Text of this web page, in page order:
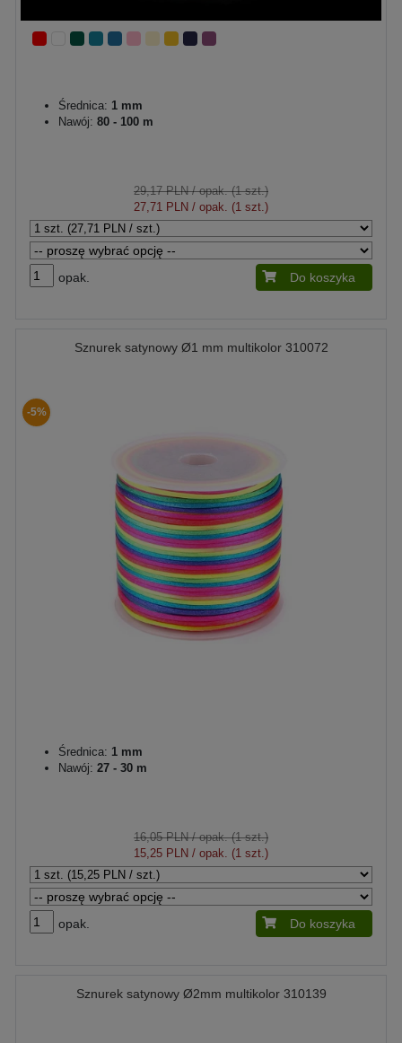
Średnica: 1 mm
Nawój: 80 - 100 m
29,17 PLN/ opak. (1 szt.)
27,71 PLN / opak. (1 szt.)
opak. Do koszyka
Sznurek satynowy Ø1 mm multikolor 310072
-5%
Średnica: 1 mm
Nawój: 27 - 30 m
16,05 PLN/ opak. (1 szt.)
15,25 PLN / opak. (1 szt.)
opak. Do koszyka
Sznurek satynowy Ø2mm multikolor 310139